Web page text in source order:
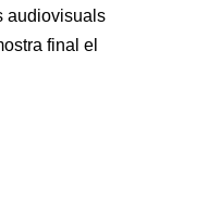
audiovisuals
final el